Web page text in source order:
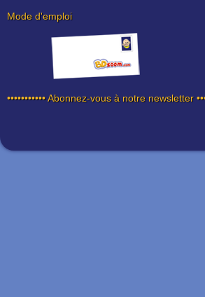
Mode d'emploi
••••••••••• Abonnez-vous à notre newsletter